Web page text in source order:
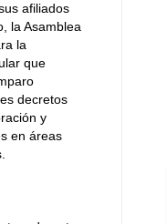
afiliados
la Asamblea
la
que
decretos
y
en áreas